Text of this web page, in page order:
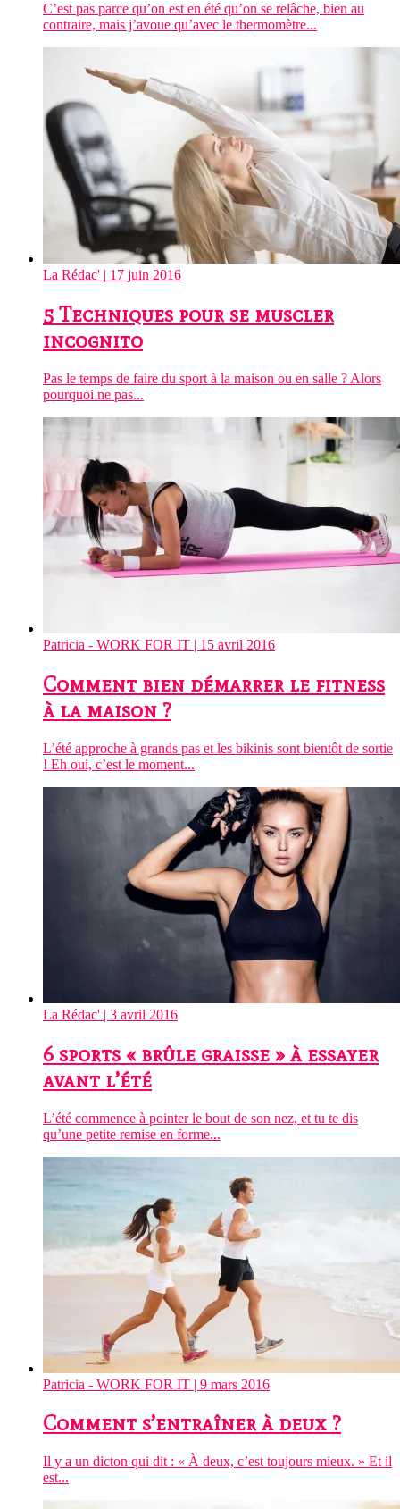
C’est pas parce qu’on est en été qu’on se relâche, bien au
contraire, mais j’avoue qu’avec le thermomètre...
La Rédac' | 17 juin 2016
5 Techniques pour se muscler
incognito
Pas le temps de faire du sport à la maison ou en salle ? Alors
pourquoi ne pas...
Patricia - WORK FOR IT | 15 avril 2016
Comment bien démarrer le fitness
à la maison ?
L’été approche à grands pas et les bikinis sont bientôt de sortie
! Eh oui, c’est le moment...
La Rédac' | 3 avril 2016
6 sports « brûle graisse » à essayer
avant l’été
L’été commence à pointer le bout de son nez, et tu te dis
qu’une petite remise en forme...
Patricia - WORK FOR IT | 9 mars 2016
Comment s’entraîner à deux ?
Il y a un dicton qui dit : « À deux, c’est toujours mieux. » Et il
est...